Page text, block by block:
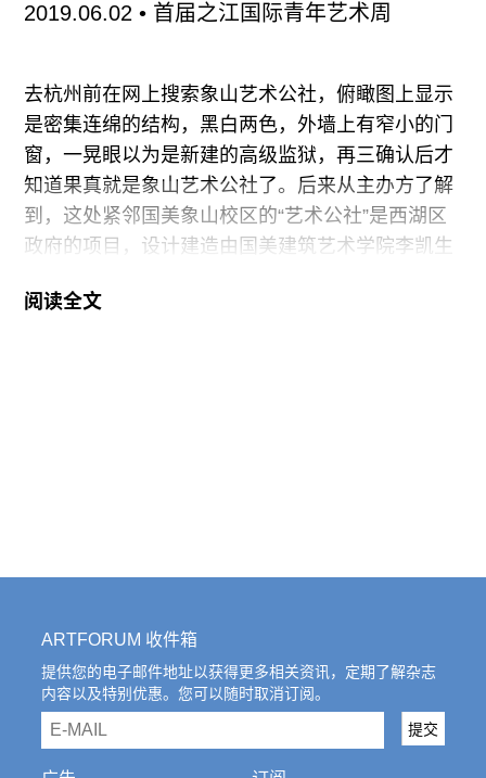
地叮嘱我们要“热爱生活，热爱艺术”，而且要“关注
的心，但倒是很有可能给儿子留下了深刻的视觉印
象。
开幕当天，我们在北京公社展位前碰到我们从前的
实习生
2019.06.02• 首届之江国际青年艺术周
去杭州前在网上搜索象山艺术公社，俯瞰图上显示
是密集连绵的结构，黑白两色，外墙上有窄小的门
窗，一晃眼以为是新建的高级监狱，再三确认后才
知道果真就是象山艺术公社了。后来从主办方了解
到，这处紧邻国美象山校区的“艺术公社”是西湖区
政府的项目，设计建造由国美建筑艺术学院李凯生
址上进行的改建工程，据说也保留了原有的形态和
基础设施都还没有，这一周我们策划团队中还有人
作为这次活动主要策划人之一的刘畑说。
艺术周的八人策划团队中有些是国美在读的研究
生，很多人是第一次策划展览。策划团队在这次活
阅读全文
ARTFORUM 收件箱
提供您的电子邮件地址以获得更多相关资讯，定期了解杂志
内容以及特别优惠。您可以随时取消订阅。
email 提交